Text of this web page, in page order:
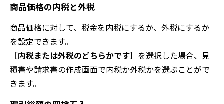
商品価格の内税と外税
商品価格に対して、税金を内税にするか、外税にするか
を設定できます。
［内税または外税のどちらかです］ を選択した場合、見
積書や請求書の作成画面で内税か外税かを選ぶことがで
きます。